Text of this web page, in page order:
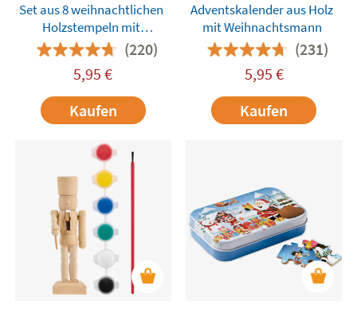
Set aus 8 weihnachtlichen
Holzstempeln mit
mehrfarbigen
Stempelkissen und
Baumwollbeutel
(220)
5,95 €
Kaufen
Adventskalender aus Holz
mit Weihnachtsmann
(231)
5,95 €
Kaufen